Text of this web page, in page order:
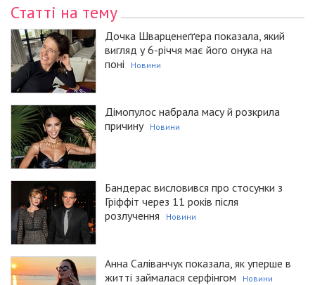
Статті на тему
Дочка Шварценеґґера показала, який
вигляд у 6-річчя має його онука на
поні
Новини
Дімопулос набрала масу й розкрила
причину
Новини
Бандерас висловився про стосунки з
Гріффіт через 11 років після
розлучення
Новини
Анна Саліванчук показала, як уперше в
житті займалася серфінгом
Новини